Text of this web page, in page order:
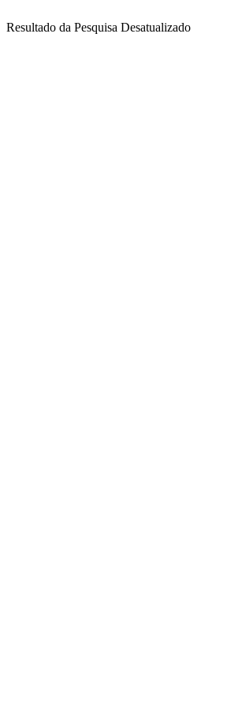
Resultado da Pesquisa Desatualizado